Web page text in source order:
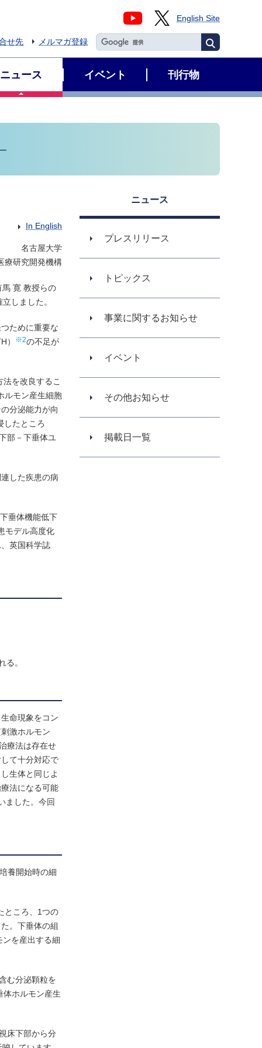
English Site
せ先 メルマガ登録
ニュース イベント 刊行物
In English
名古屋大学
療研究開発機構
寛 教授らの
しました。
ために重要な
）
※2の不足が
を改良するこ
ルモン産生細胞
分泌能力が向
したところ
部－下垂体ユ
した疾患の病
垂体機能低下
モデル高度化
英国科学誌
る。
命現象をコン
激ホルモン
療法は存在せ
て十分対応で
生体と同じよ
法になる可能
ました。今回
養開始時の細
ところ、1つの
。下垂体の組
ンを産出する細
む分泌顆粒を
体ホルモン産生
床下部から分
ニュース
プレスリリース
トピックス
事業に関するお知らせ
イベント
その他お知らせ
掲載日一覧